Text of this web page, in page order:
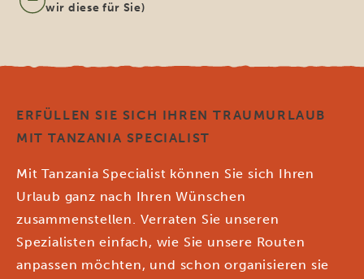
wir diese für Sie)
ERFÜLLEN SIE SICH IHREN TRAUMURLAUB
MIT TANZANIA SPECIALIST
Mit Tanzania Specialist können Sie sich Ihren
Urlaub ganz nach Ihren Wünschen
zusammenstellen. Verraten Sie unseren
Spezialisten einfach, wie Sie unsere Routen
anpassen möchten, und schon organisieren sie